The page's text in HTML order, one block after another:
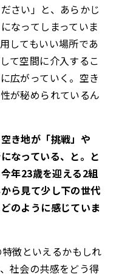
さい」と、あらかじ
なってしまっていま
してもいい場所であ
て空間に介入するこ
広がっていく。空き
が秘められているん
き地が「挑戦」や
なっている、と。と
年23歳を迎える2組
ら見て少し下の世代
のように感じていま
徴といえるかもしれ
社会の共感をどう得